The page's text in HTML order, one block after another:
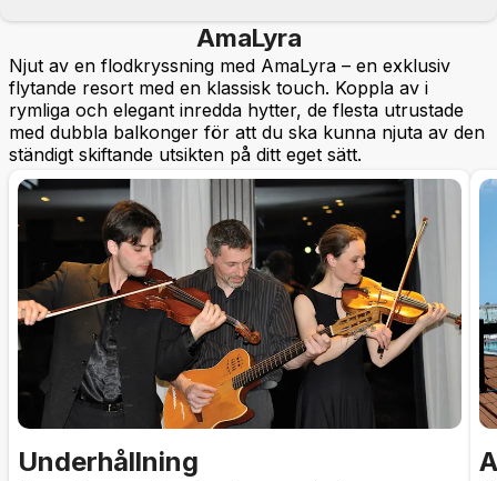
AmaLyra
Njut av en flodkryssning med AmaLyra – en exklusiv
flytande resort med en klassisk touch. Koppla av i
rymliga och elegant inredda hytter, de flesta utrustade
med dubbla balkonger för att du ska kunna njuta av den
ständigt skiftande utsikten på ditt eget sätt.
Underhållning